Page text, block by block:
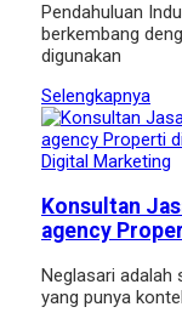
Pendahuluan
berkembang
digunakan
Selengkapnya
Digital Marketing
Konsultan
agency
Neglasari adalah
yang punya